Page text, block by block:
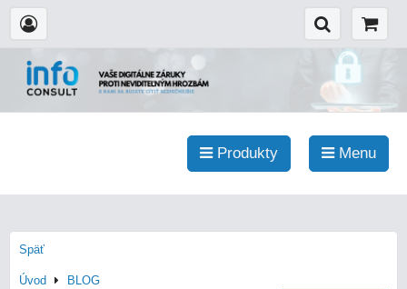
Produkty Menu
Späť
Úvod
BLOG